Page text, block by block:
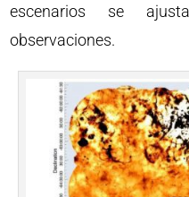
escenarios se
observaciones.